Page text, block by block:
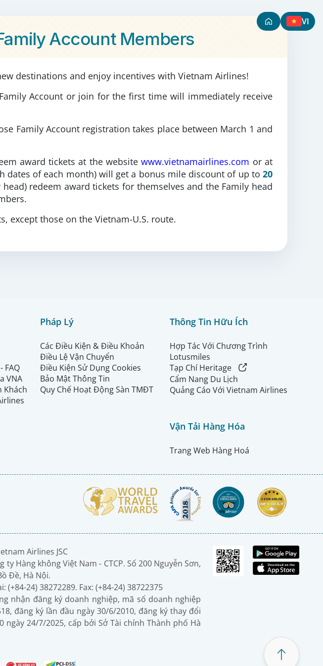
VI
Account Members
destinations and enjoy incentives with Vietnam Airlines!
Account or join for the first time will immediately receive
Family Account registration takes place between March 1 and
award tickets at the websitewww.vietnamairlines.com or at
dates of each month) will get a bonus mile discount of up to 20
redeem award tickets for themselves and the Family head
except those on the Vietnam-U.S. route.
FAQ
VNA
Khách
Pháp Lý
Các Điều Kiện & Điều Khoản
Điều Lệ Vận Chuyển
Điều Kiện Sử Dụng Cookies
Bảo Mật Thông Tin
Quy Chế Hoạt Động Sàn TMĐT
Thông Tin Hữu Ích
Hợp Tác Với Chương Trình
Lotusmiles
Tạp Chí Heritage
Cẩm Nang Du Lịch
Quảng Cáo Với Vietnam Airlines
Vận Tải Hàng Hóa
Trang Web Hàng Hoá
Airlines JSC
ty Hàng không Việt Nam - CTCP. Số 200 Nguyễn Sơn,
Đề, Hà Nội.
(+84-24) 38272289. Fax: (+84-24) 38722375
nhận đăng ký doanh nghiệp, mã số doanh nghiệp
đăng ký lần đầu ngày 30/6/2010, đăng ký thay đổi
ngày 24/7/2025, cấp bởi Sở Tài chính Thành phố Hà